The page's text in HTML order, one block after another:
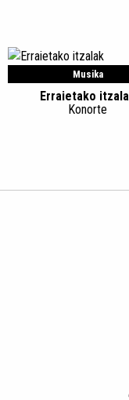
Musika
Erraietako
Konorte